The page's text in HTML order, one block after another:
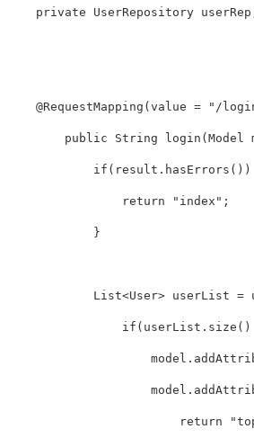
private UserRepository userRep
@RequestMapping ( value = "/
public String login ( Model
if ( result . hasErrors ())
return "index" ;
}
List<User> userList =
if ( userList . size ()
model .
model .
return